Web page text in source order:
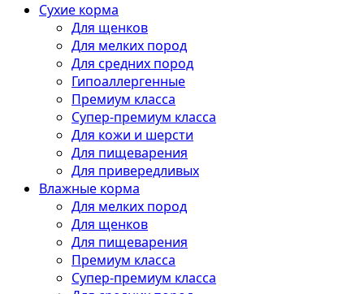
Сухие корма
Для щенков
Для мелких пород
Для средних пород
Гипоаллергенные
Премиум класса
Супер-премиум класса
Для кожи и шерсти
Для пищеварения
Для привередливых
Влажные корма
Для мелких пород
Для щенков
Для пищеварения
Премиум класса
Супер-премиум класса